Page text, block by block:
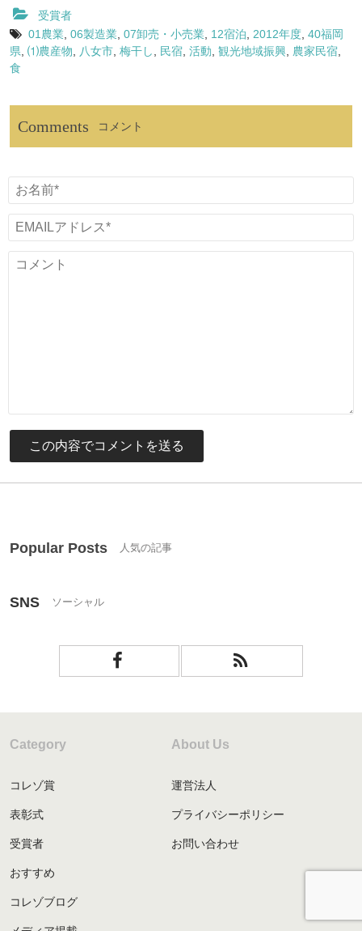
受賞者
01農業, 06製造業, 07卸売・小売業, 12宿泊, 2012年度, 40福岡
県, ⑴農産物, 八女市, 梅干し, 民宿, 活動, 観光地域振興, 農家民宿,
食
Popular Posts
SNS
Category
コレゾ賞
表彰式
受賞者
おすすめ
コレゾブログ
About Us
運営法人
プライバシーポリシー
お問い合わせ